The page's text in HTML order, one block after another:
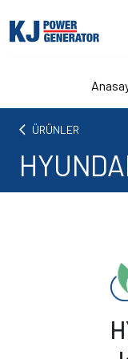
arrow_back_ios ÜRÜNLER